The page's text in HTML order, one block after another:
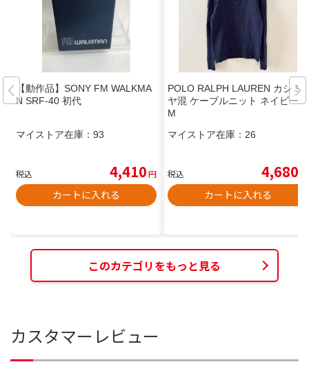
【動作品】SONY FM WALKMA
N SRF-40 初代
マイストア在庫： 93
税込 4,410円
カートに入れる
POLO RALPH LAUREN カシミ
ヤ混 ケーブルニット ネイビー
M
マイストア在庫： 26
税込 4,680
カートに入れる
このカテゴリをもっと見る
カスタマーレビュー